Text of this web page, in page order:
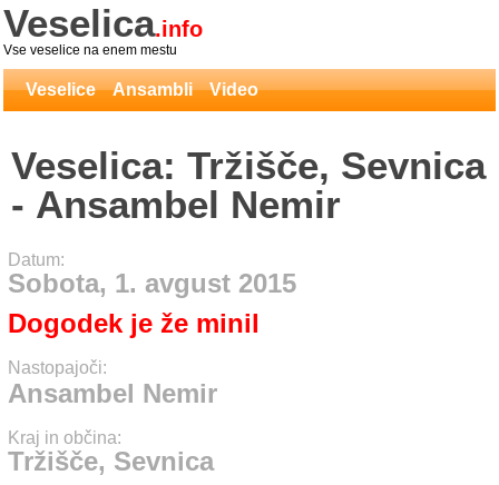
Veselica.info
Vse veselice na enem mestu
Veselice Ansambli Video
Veselica: Tržišče, Sevnica
- Ansambel Nemir
Datum:
Sobota, 1. avgust 2015
Dogodek je že minil
Nastopajoči:
Ansambel Nemir
Kraj in občina:
Tržišče, Sevnica